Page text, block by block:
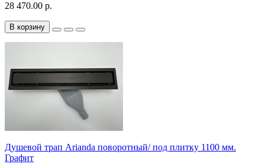
28 470.00 р.
В корзину
Душевой трап Arianda поворотный/ под плитку 1100 мм.
Графит